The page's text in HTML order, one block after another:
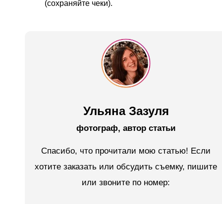
(сохраняйте чеки).
Ульяна Зазуля
фотограф, автор статьи
Спасибо, что прочитали мою статью! Если
хотите заказать или обсудить съемку, пишите
или звоните по номер: